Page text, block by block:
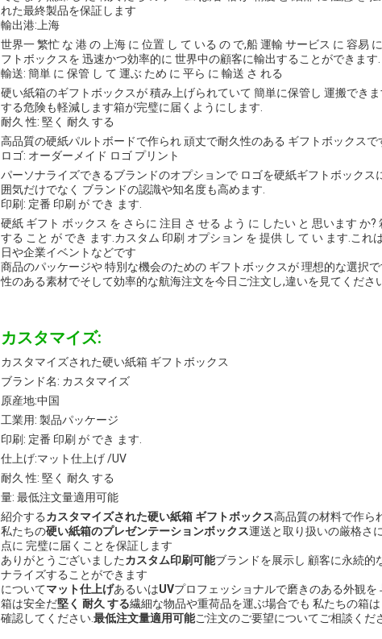
れた最終製品を保証します
輸出港:上海
世界一 繁忙 な 港 の 上海 に 位置 し て いる の で,船 運輸 サービス に 容易
フトボックスを 迅速かつ効率的に 世界中の顧客に輸出することができます.
輸送: 簡単 に 保管 し て 運ぶ ため に 平ら に 輸送 さ れる
硬い紙箱のギフトボックスが 積み上げられていて 簡単に保管し 運搬でき
する危険も軽減します箱が完璧に届くようにします.
耐久 性: 堅く 耐久 する
高品質の硬紙パルトボードで作られ 頑丈で耐久性のある ギフトボックス
ロゴ: オーダーメイド ロゴ プリント
パーソナライズできるブランドのオプションで ロゴを硬紙ギフトボック
囲気だけでなく ブランドの認識や知名度も高めます.
印刷: 定番 印刷 が でき ます.
硬紙 ギフト ボックス を さらに 注目 さ せる よう に したい と 思います か
する こと が でき ます.カスタム 印刷 オプション を 提供 し て い ます.こ
日や企業イベントなどです
商品のパッケージや 特別な機会のための ギフトボックスが 理想的な選択
性のある素材でそして効率的な航海注文を今日ご注文し,違いを見てくださ
カスタマイズ:
カスタマイズされた硬い紙箱 ギフトボックス
ブランド名: カスタマイズ
原産地:中国
工業用: 製品パッケージ
印刷: 定番 印刷 が でき ます.
仕上げ:マット仕上げ /UV
耐久 性: 堅く 耐久 する
量: 最低注文量適用可能
紹介するカスタマイズされた硬い紙箱 ギフトボックス高品質の材料で作ら
私たちの硬い紙箱のプレゼンテーションボックス運送と取り扱いの厳格さ
点に 完璧に届くことを保証します
ありがとうございましたカスタム印刷可能ブランドを展示し 顧客に永続的
ナライズすることができます
についてマット仕上げあるいはUVプロフェッショナルで磨きのある外観を
箱は安全だ堅く 耐久 する繊細な物品や重荷品を運ぶ場合でも 私たちの箱
確認してください.最低注文量適用可能ご注文のご要望についてご相談くだ